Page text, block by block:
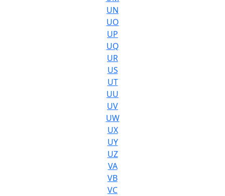
UN
UO
UP
UQ
UR
US
UT
UU
UV
UW
UX
UY
UZ
VA
VB
VC